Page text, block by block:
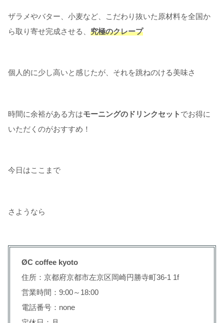
ザラメやバター、小麦など、こだわり抜いた原材料を全国か
ら取り寄せ完成させる、 究極のクレープ
個人的に少し高いと感じたが、それを跳ねのける美味さ
時間に余裕がある方はモーニングのドリンクセット でお得に
いただくのがおすすめ！
今日はここまで
さようなら
ØC coffee kyoto
住所：京都府京都市左京区岡崎円勝寺町36-1 1f
営業時間：9:00～18:00
電話番号：none